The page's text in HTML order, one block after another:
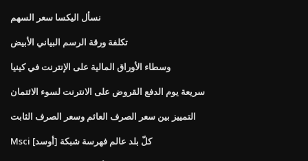
نسأل اليكسا سعر السهم
تكلفة ورقة الرسم البياني الأبيض
وسطاء الأوراق المالية على الإنترنت في كينيا
سريعة يوم الدفع القروض على الانترنت لسوء الائتمان
التمييز بين سعر الصرف العائم وسعر الصرف الثابت
Msci كلّ بلد عالم فهرسة شبكة [أوسد]